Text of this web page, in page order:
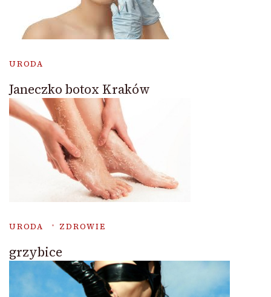
URODA
Janeczko botox Kraków
URODA ZDROWIE
grzybice